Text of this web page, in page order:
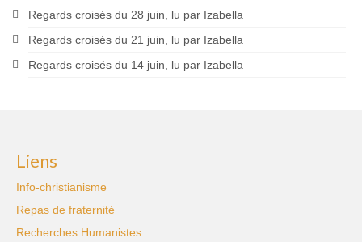
Regards croisés du 28 juin, lu par Izabella
Regards croisés du 21 juin, lu par Izabella
Regards croisés du 14 juin, lu par Izabella
Liens
Info-christianisme
Repas de fraternité
Recherches Humanistes